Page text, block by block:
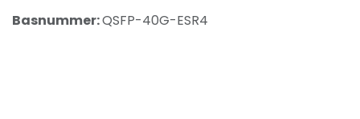
Basnummer:QSFP-40G-ESR4